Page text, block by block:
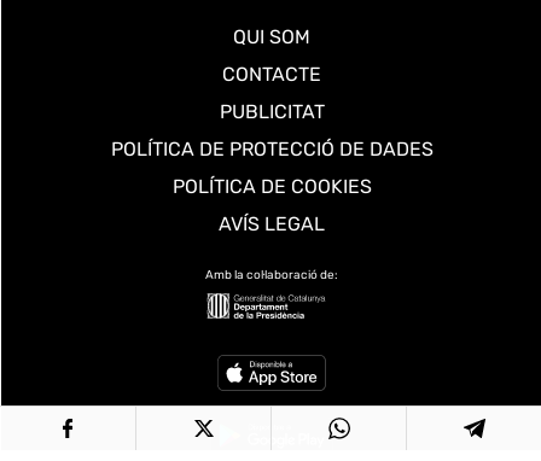
QUI SOM
CONTACTE
PUBLICITAT
POLÍTICA DE PROTECCIÓ DE DADES
POLÍTICA DE COOKIES
AVÍS LEGAL
Amb la col·laboració de: